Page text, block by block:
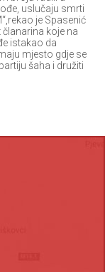
uslučaju smrti
je Spasenić
koje na
istakao da
mjesto gdje se
šaha i družiti